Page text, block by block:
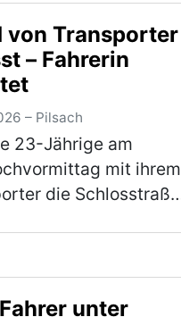
ein. Am
den 12. August
es ab 12 Uhr wieder
Er…(mehr)
von Transporter
– Fahrerin
– Pilsach
23-Jährige am
mit ihrem
die Schlosstraße
unter